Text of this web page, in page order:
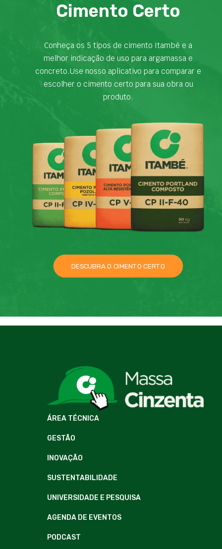
Cimento Certo
Conheça os 5 tipos de cimento Itambé e a
melhor indicação de uso para argamassa e
concreto.Use nosso aplicativo para comparar e
escolher o cimento certo para sua obra ou
produto.
DESCUBRA O CIMENTO CERTO
ÁREA TÉCNICA
GESTÃO
INOVAÇÃO
SUSTENTABILIDADE
UNIVERSIDADE E PESQUISA
AGENDA DE EVENTOS
PODCAST